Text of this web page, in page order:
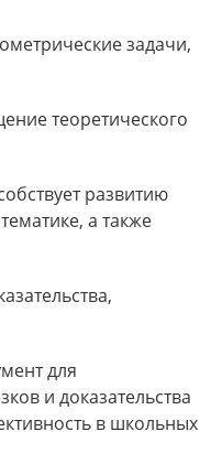
задачи,
теоретического
развитию
а также
для
и доказательства
в школьных